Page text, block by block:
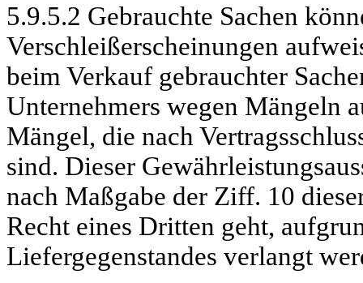
5.9.5.2 Gebrauchte Sachen
Verschleißerscheinungen
beim Verkauf gebrauchter
Unternehmers wegen Mängeln
Mängel, die nach
sind. Dieser
nach Maßgabe der Ziff. 10
Recht eines Dritten geht,
Liefergegenstandes verlangt